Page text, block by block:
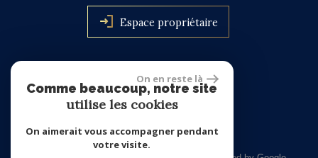
Espace propriétaire
site réalisé par
On en reste là
Comme beaucoup, notre site
utilise les cookies
On aimerait vous accompagner pendant
votre visite.